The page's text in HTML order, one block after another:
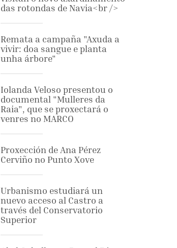
das rotondas de Navia<br />
Remata a campaña "Axuda a
vivir: doa sangue e planta
unha árbore"
Iolanda Veloso presentou o
documental "Mulleres da
Raia", que se proxectará o
venres no MARCO
Proxección de Ana Pérez
Cerviño no Punto Xove
Urbanismo estudiará un
nuevo acceso al Castro a
través del Conservatorio
Superior